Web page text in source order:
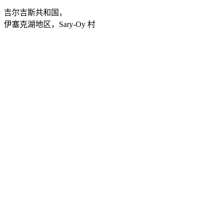
吉尔吉斯共和国，
伊塞克湖地区，Sary-Oy 村